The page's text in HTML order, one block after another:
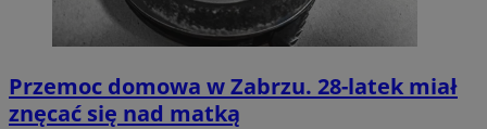
Przemoc domowa w Zabrzu. 28-latek miał
znęcać się nad matką